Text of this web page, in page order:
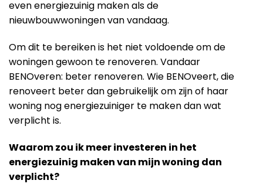
even energiezuinig maken als de
nieuwbouwwoningen van vandaag.
Om dit te bereiken is het niet voldoende om de
woningen gewoon te renoveren. Vandaar
BENOveren: beter renoveren. Wie BENOveert, die
renoveert beter dan gebruikelijk om zijn of haar
woning nog energiezuiniger te maken dan wat
verplicht is.
Waarom zou ik meer investeren in het
energiezuinig maken van mijn woning dan
verplicht?